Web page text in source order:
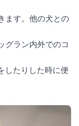
ます。他の犬との
グラン内外でのコ
したりした時に便